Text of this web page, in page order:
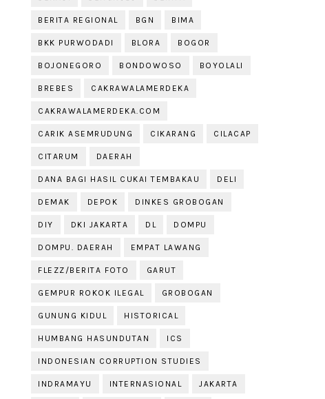
BERITA REGIONAL BGN BIMA
BKK PURWODADI BLORA BOGOR
BOJONEGORO BONDOWOSO BOYOLALI
BREBES CAKRAWALAMERDEKA
CAKRAWALAMERDEKA.COM
CARIK ASEMRUDUNG CIKARANG CILACAP
CITARUM DAERAH
DANA BAGI HASIL CUKAI TEMBAKAU DELI
DEMAK DEPOK DINKES GROBOGAN
DIY DKI JAKARTA DL DOMPU
DOMPU. DAERAH EMPAT LAWANG
FLEZZ/BERITA FOTO GARUT
GEMPUR ROKOK ILEGAL GROBOGAN
GUNUNG KIDUL HISTORICAL
HUMBANG HASUNDUTAN ICS
INDONESIAN CORRUPTION STUDIES
INDRAMAYU INTERNASIONAL JAKARTA